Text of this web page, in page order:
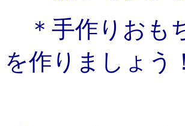
＊手作りおも
を作りましょう